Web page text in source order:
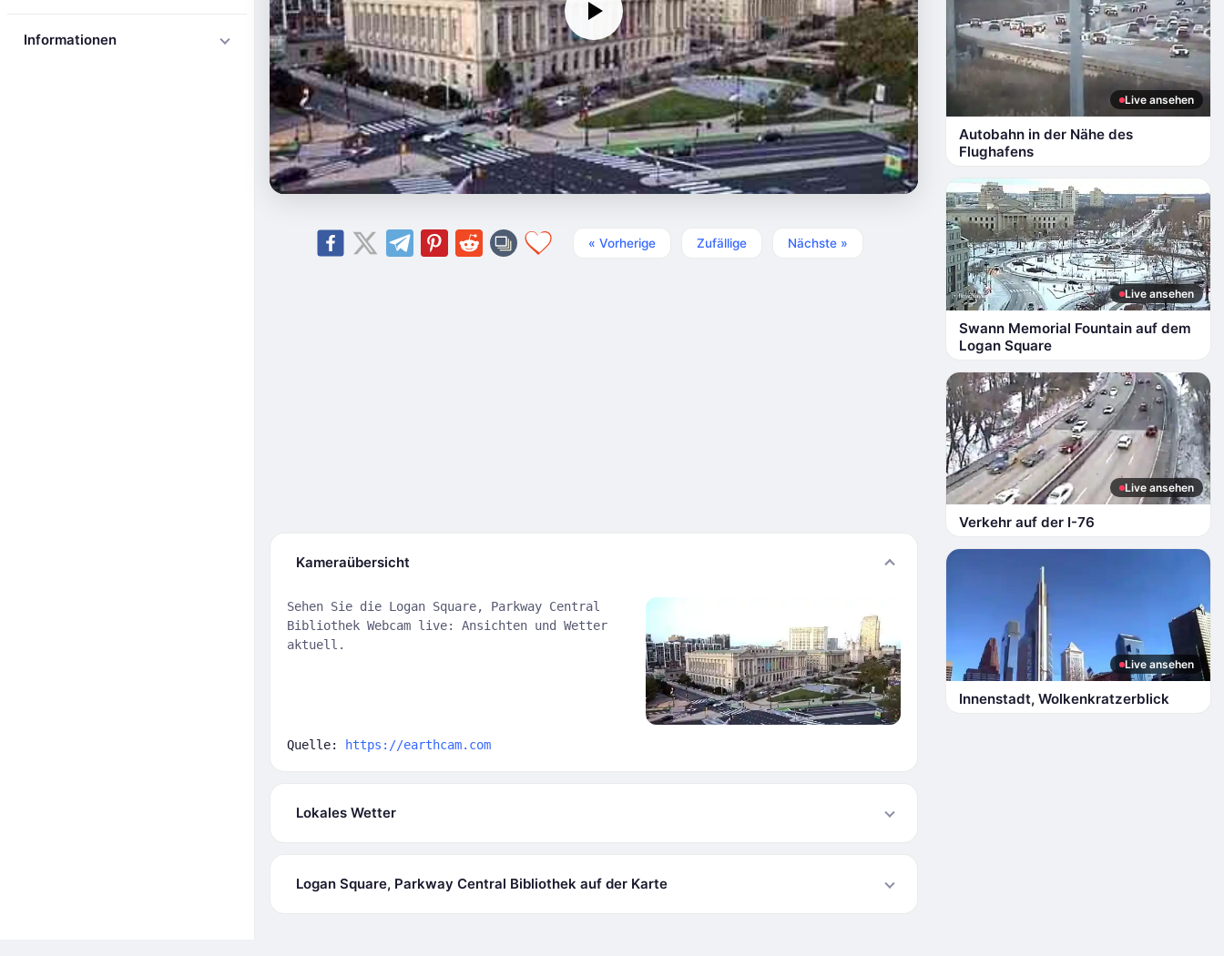
Informationen
« Vorherige Zufällige Nächste »
Kameraübersicht
Sehen Sie die Logan Square, Parkway Central
Bibliothek Webcam live: Ansichten und Wetter
aktuell.
Quelle: https://earthcam.com
Lokales Wetter
Logan Square, Parkway Central Bibliothek auf der Karte
Live ansehen
Autobahn in der Nähe des
Flughafens
Live ansehen
Swann Memorial Fountain auf dem
Logan Square
Live ansehen
Verkehr auf der I-76
Live ansehen
Innenstadt, Wolkenkratzerblick